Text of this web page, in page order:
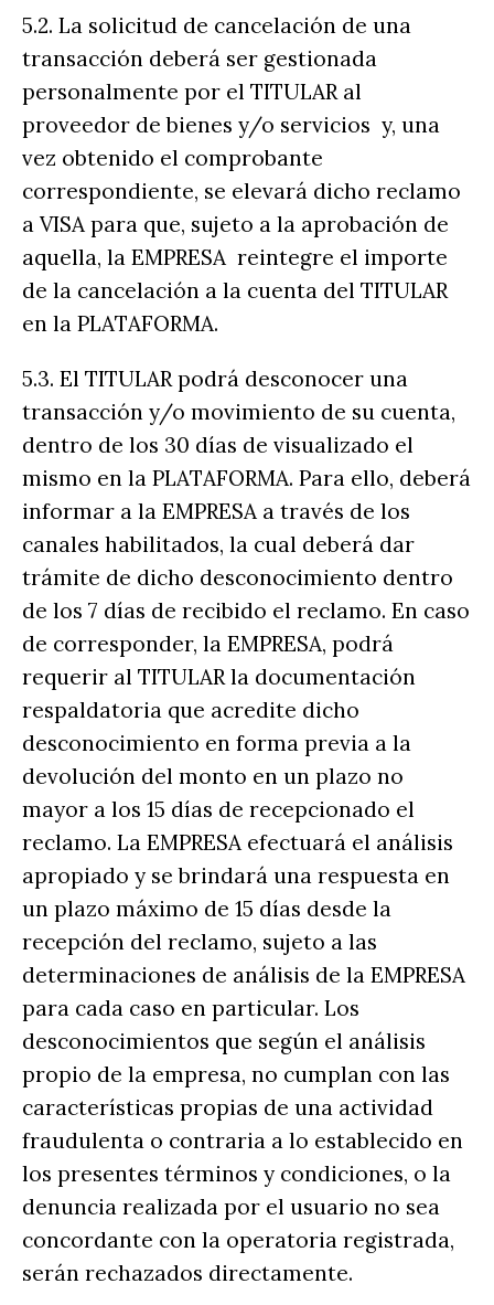
5.2. La solicitud de cancelación de una
transacción deberá ser gestionada
personalmente por el TITULAR al
proveedor de bienes y/o servicios y, una
vez obtenido el comprobante
correspondiente, se elevará dicho reclamo
a VISA para que, sujeto a la aprobación de
aquella, la EMPRESA reintegre el importe
de la cancelación a la cuenta del TITULAR
en la PLATAFORMA.
5.3. El TITULAR podrá desconocer una
transacción y/o movimiento de su cuenta,
dentro de los 30 días de visualizado el
mismo en la PLATAFORMA. Para ello, deberá
informar a la EMPRESA a través de los
canales habilitados, la cual deberá dar
trámite de dicho desconocimiento dentro
de los 7 días de recibido el reclamo. En caso
de corresponder, la EMPRESA, podrá
requerir al TITULAR la documentación
respaldatoria que acredite dicho
desconocimiento en forma previa a la
devolución del monto en un plazo no
mayor a los 15 días de recepcionado el
reclamo. La EMPRESA efectuará el análisis
apropiado y se brindará una respuesta en
un plazo máximo de 15 días desde la
recepción del reclamo, sujeto a las
determinaciones de análisis de la EMPRESA
para cada caso en particular. Los
desconocimientos que según el análisis
propio de la empresa, no cumplan con las
características propias de una actividad
fraudulenta o contraria a lo establecido en
los presentes términos y condiciones, o la
denuncia realizada por el usuario no sea
concordante con la operatoria registrada,
serán rechazados directamente.